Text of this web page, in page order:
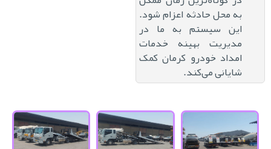
به محل حادثه اعزام شود.
این سیستم به ما در
مدیریت بهینه خدمات
امداد خودرو کرمان کمک
شایانی می‌کند.